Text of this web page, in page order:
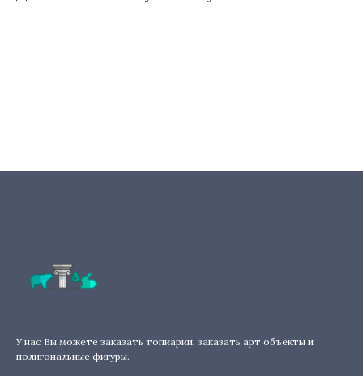
У нас Вы можете заказать топиарии, заказать арт объекты и
полигональные фигуры.